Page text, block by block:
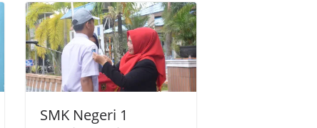
SMK Negeri 1